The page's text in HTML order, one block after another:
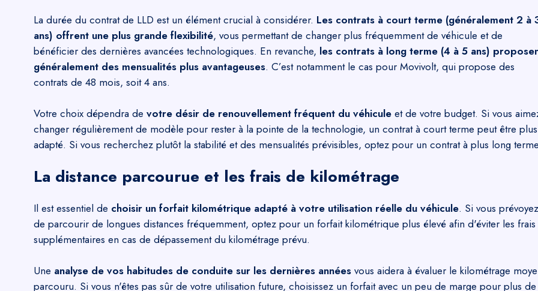
La durée du contrat de LLD est un élément crucial à considérer. Les contrats à court terme (généralement 2 à
ans) offrent une plus grande flexibilité, vous permettant de changer plus fréquemment de véhicule et de
bénéficier des dernières avancées technologiques. En revanche, les contrats à long terme (4 à 5 ans)
généralement des mensualités plus avantageuses. C’est notamment le cas pour Movivolt, qui propose des
contrats de 48 mois, soit 4 ans.
Votre choix dépendra de votre désir de renouvellement fréquent du véhicule et de votre budget. Si vous
changer régulièrement de modèle pour rester à la pointe de la technologie, un contrat à court terme peut être plus
adapté. Si vous recherchez plutôt la stabilité et des mensualités prévisibles, optez pour un contrat à plus long
La distance parcourue et les frais de kilométrage
Il est essentiel de choisir un forfait kilométrique adapté à votre utilisation réelle du véhicule. Si vous prévoyez
de parcourir de longues distances fréquemment, optez pour un forfait kilométrique plus élevé afin d'éviter les frais
supplémentaires en cas de dépassement du kilométrage prévu.
Une analyse de vos habitudes de conduite sur les dernières années vous aidera à évaluer le kilométrage
parcouru. Si vous n'êtes pas sûr de votre utilisation future, choisissez un forfait avec un peu de marge pour plus de